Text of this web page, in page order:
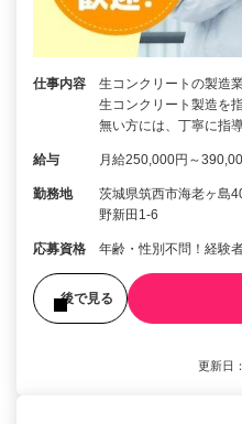
仕事内容
生コンクリートの製造
生コンクリート製造を
無い方には、丁寧に指
給与 月給250,000円～
勤務地
茨城県筑西市海老ヶ島
野新田1-6
応募資格 年齢・性別不問！経験
後で見る
更新日